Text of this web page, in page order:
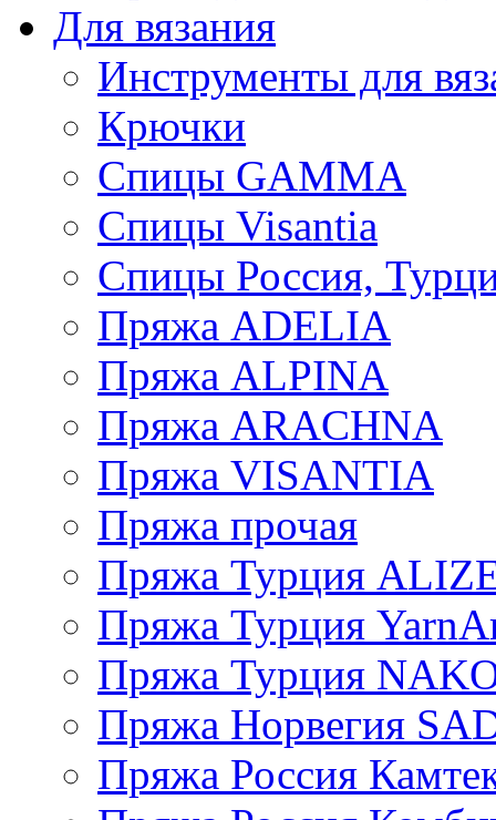
Для вязания
Инструменты для
Крючки
Спицы GAMMA
Спицы Visantia
Спицы Россия,
Пряжа ADELIA
Пряжа ALPINA
Пряжа ARACHNA
Пряжа VISANTIA
Пряжа прочая
Пряжа Турция
Пряжа Турция
Пряжа Турция
Пряжа Норвегия
Пряжа Россия